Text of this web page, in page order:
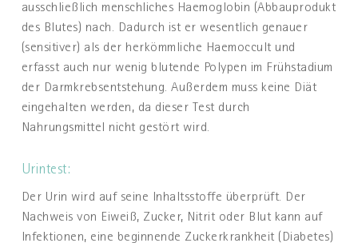
ausschließlich menschliches Haemoglobin (Abbauprodukt
des Blutes) nach. Dadurch ist er wesentlich genauer
(sensitiver) als der herkömmliche Haemoccult und
erfasst auch nur wenig blutende Polypen im Frühstadium
der Darmkrebsentstehung. Außerdem muss keine Diät
eingehalten werden, da dieser Test durch
Nahrungsmittel nicht gestört wird.
Urintest:
Der Urin wird auf seine Inhaltsstoffe überprüft. Der
Nachweis von Eiweiß, Zucker, Nitrit oder Blut kann auf
Infektionen, eine beginnende Zuckerkrankheit (Diabetes)